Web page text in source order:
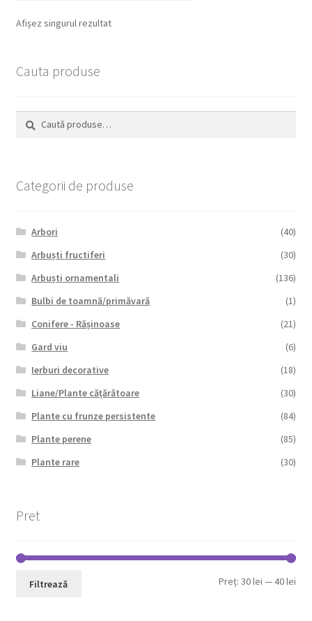
Afișez singurul rezultat
Cauta produse
Caută
după:
Caută
Categorii de produse
Arbori
(40)
Arbuști fructiferi
(30)
Arbuști ornamentali
(136)
Bulbi de toamnă/primăvară
(1)
Conifere - Rășinoase
(21)
Gard viu
(6)
Ierburi decorative
(18)
Liane/Plante cățărătoare
(30)
Plante cu frunze persistente
(84)
Plante perene
(85)
Plante rare
(30)
Pret
Filtrează Preț:30 lei —40 lei